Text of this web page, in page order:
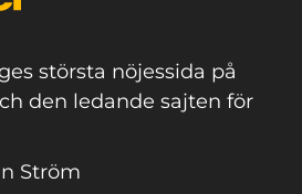
största nöjessida på
den ledande sajten för
Ström